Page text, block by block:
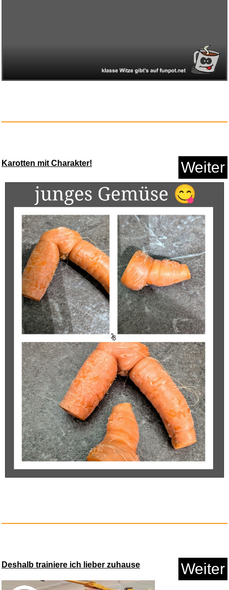
GranataPet Natural Taste
Lachs...
Anzeige
Anzeige
Karotten mit Charakter! Weiter
Deshalb trainiere ich lieber zuhause Weiter